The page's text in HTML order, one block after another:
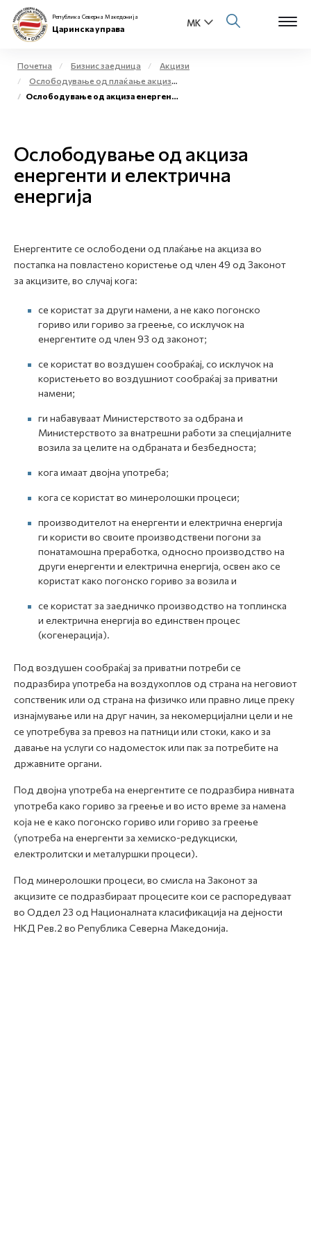
За нас
Бизнис заедница
Е-Царина
Е-Весник
Република Северна Македонија
Царинска управа
Почетна Бизнис заедница
Акцизи
Ослободување од плаќање акциза и повластено користење на акцизни добра
Ослободување од акциза енергенти и електрична енергија
Ослободување од акциза
енергенти и електрична
енергија
Енергентите се ослободени од плаќање на акциза во
постапка на повластено користење од член 49 од Законот
за акцизите, во случај кога:
се користат за други намени, а не како погонско
гориво или гориво за греење, со исклучок на
енергентите од член 93 од законот;
се користат во воздушен сообраќај, со исклучок на
користењето во воздушниот сообраќај за приватни
намени;
ги набавуваат Министерството за одбрана и
Министерството за внатрешни работи за специјалните
возила за целите на одбраната и безбедноста;
кога имаат двојна употреба;
кога се користат во минеролошки процеси;
производителот на енергенти и електрична енергија
ги користи во своите производствени погони за
понатамошна преработка, односно производство на
други енергенти и електрична енергија, освен ако се
користат како погонско гориво за возила и
се користат за заедничко производство на топлинска
и електрична енергија во единствен процес
(когенерација).
Под воздушен сообраќај за приватни потреби се
подразбира употреба на воздухоплов од страна на неговиот
сопственик или од страна на физичко или правно лице преку
изнајмување или на друг начин, за некомерцијални цели и не
се употребува за превоз на патници или стоки, како и за
давање на услуги со надоместок или пак за потребите на
државните органи.
Под двојна употреба на енергентите се подразбира нивната
употреба како гориво за греење и во исто време за намена
која не е како погонско гориво или гориво за греење
(употреба на енергенти за хемиско-редукциски,
електролитски и металуршки процеси).
Под минеролошки процеси, во смисла на Законот за
акцизите се подразбираат процесите кои се распоредуваат
во Оддел 23 од Националната класификација на дејности
НКД Рев.2 во Република Северна Македонија.